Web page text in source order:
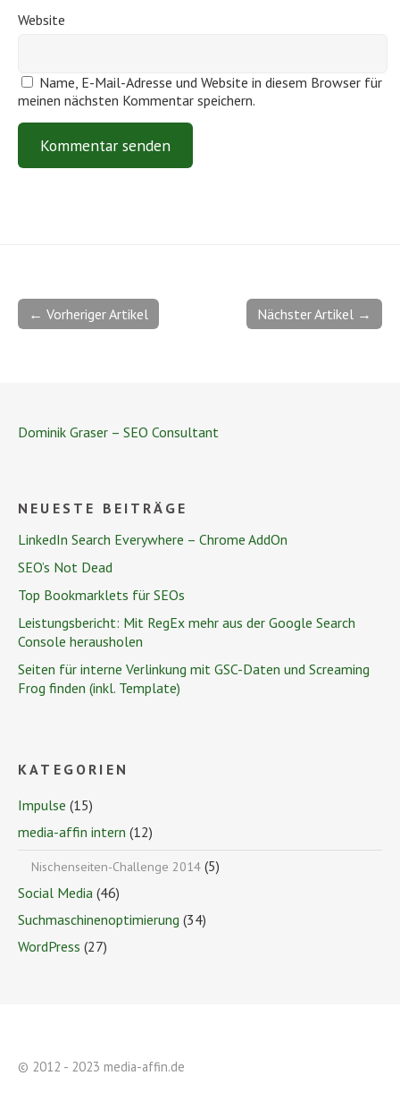
Website
Name, E-Mail-Adresse und Website in diesem Browser für
meinen nächsten Kommentar speichern.
Nächster Artikel →
← Vorheriger Artikel
Dominik Graser – SEO Consultant
NEUESTE BEITRÄGE
LinkedIn Search Everywhere – Chrome AddOn
SEO’s Not Dead
Top Bookmarklets für SEOs
Leistungsbericht: Mit RegEx mehr aus der Google Search
Console herausholen
Seiten für interne Verlinkung mit GSC-Daten und Screaming
Frog finden (inkl. Template)
KATEGORIEN
Impulse (15)
media-affin intern (12)
Nischenseiten-Challenge 2014 (5)
Social Media (46)
Suchmaschinenoptimierung (34)
WordPress (27)
© 2012 - 2023 media-affin.de